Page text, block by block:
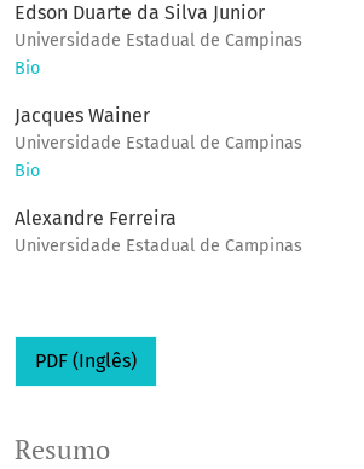
Edson Duarte da Silva Junior
Universidade Estadual de Campinas
Bio
Jacques Wainer
Universidade Estadual de Campinas
Bio
Alexandre Ferreira
Universidade Estadual de Campinas
PDF (Inglês)
Resumo